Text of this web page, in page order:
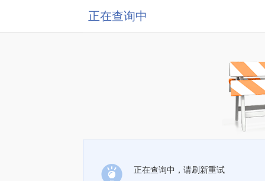
正在查询中
正在查询中，请刷新重试